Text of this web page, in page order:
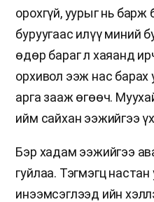
орохгүй, уурыг нь
буруугаас илүү миний
өдөр бараг л хаяанд
орхивол ээж нас барах
арга зааж өгөөч.
ийм сайхан ээжийгээ
Бэр хадам ээжийгээ
гуйлаа. Тэгмэгц настан
инээмсэглээд ийн